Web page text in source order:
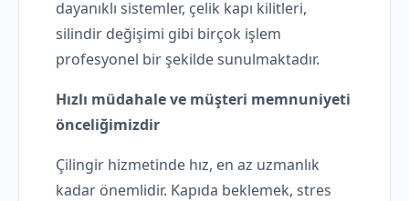
dayanıklı sistemler, çelik kapı kilitleri,
silindir değişimi gibi birçok işlem
profesyonel bir şekilde sunulmaktadır.
Hızlı müdahale ve müşteri memnuniyeti
önceliğimizdir
Çilingir hizmetinde hız, en az uzmanlık
kadar önemlidir. Kapıda beklemek, stres